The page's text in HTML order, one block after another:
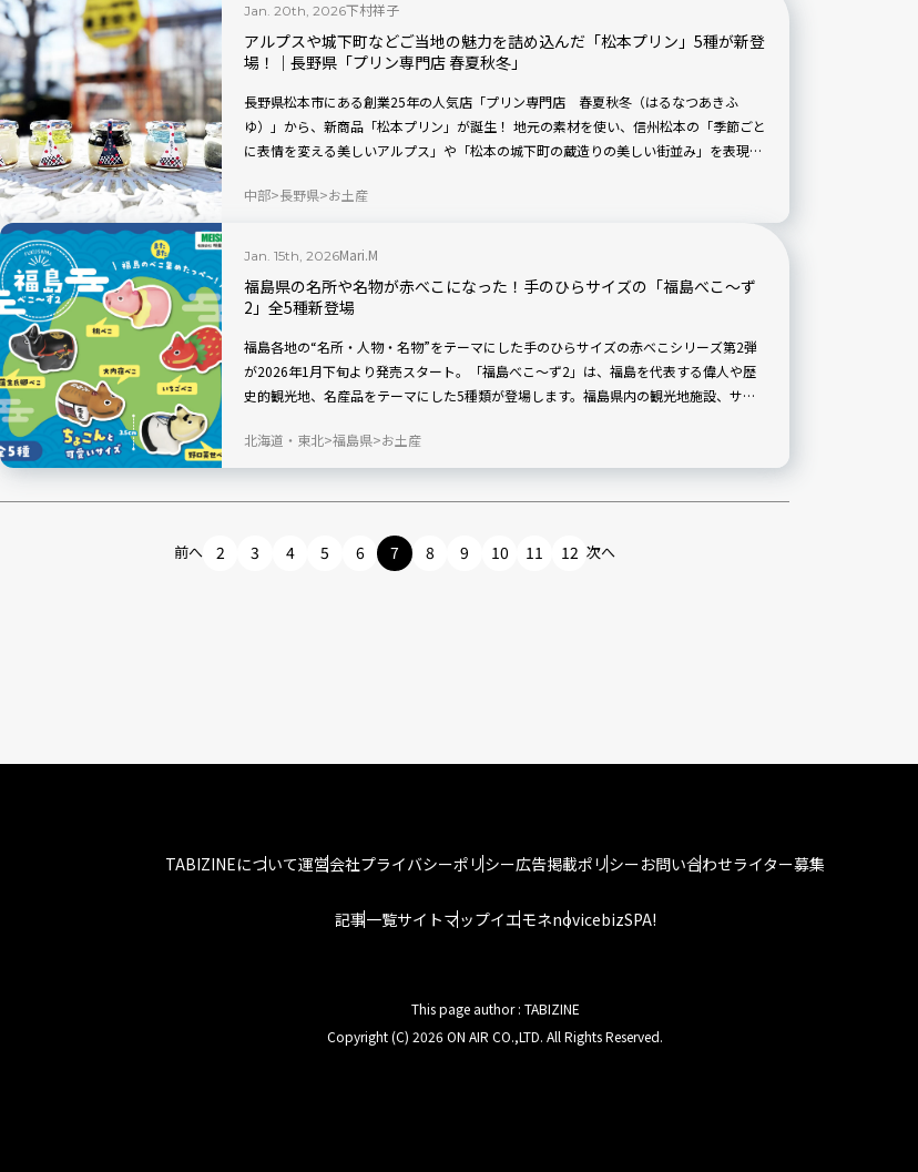
Jan. 20th, 2026下村祥子
アルプスや城下町などご当地の魅力を詰め込んだ「松本プリン」5種が新登
場！｜長野県「プリン専門店 春夏秋冬」
長野県松本市にある創業25年の人気店「プリン専門店 春夏秋冬（はるなつあきふ
ゆ）」から、新商品「松本プリン」が誕生！ 地元の素材を使い、信州松本の「季節ごと
に表情を変える美しいアルプス」や「松本の城下町の蔵造りの美しい街並み」を表現し
れた松本市の魅力を味わってみませんか？
中部 長野県 お土産
Jan. 15th, 2026Mari.M
福島県の名所や名物が赤べこになった！手のひらサイズの「福島べこ～ず
2」全5種新登場
福島各地の“名所・人物・名物”をテーマにした手のひらサイズの赤べこシリーズ第2弾
が2026年1月下旬より発売スタート。「福島べこ～ず2」は、福島を代表する偉人や歴
史的観光地、名産品をテーマにした5種類が登場します。福島県内の観光地施設、サー
北海道・東北 福島県 お土産
前へ 2 3 4 5 6 7 8 9 10 11 12 次へ
TABIZINEについて運営会社プライバシーポリシー広告掲載ポリシーお問い合わせライター募集
記事一覧サイトマップイエモネnovicebizSPA!
This page author : TABIZINE
Copyright (C) 2026 ON AIR CO.,LTD. All Rights Reserved.